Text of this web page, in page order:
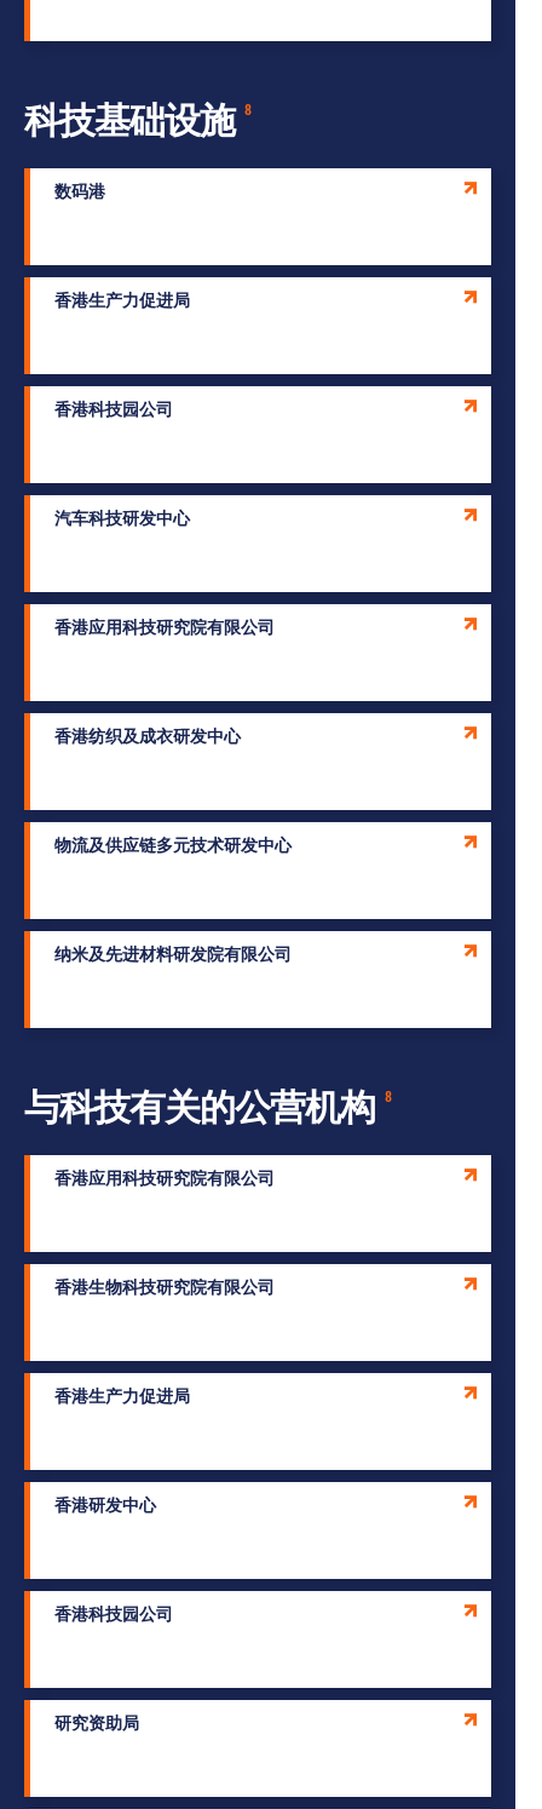
科技基础设施 8
数码港
香港生产力促进局
香港科技园公司
汽车科技研发中心
香港应用科技研究院有限公司
香港纺织及成衣研发中心
物流及供应链多元技术研发中心
纳米及先进材料研发院有限公司
与科技有关的公营机构 8
香港应用科技研究院有限公司
香港生物科技研究院有限公司
香港生产力促进局
香港研发中心
香港科技园公司
研究资助局